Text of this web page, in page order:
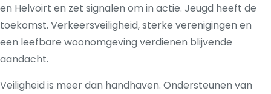
en Helvoirt en zet signalen om in actie. Jeugd heeft de
toekomst. Verkeersveiligheid, sterke verenigingen en
een leefbare woonomgeving verdienen blijvende
aandacht.
Veiligheid is meer dan handhaven. Ondersteunen van